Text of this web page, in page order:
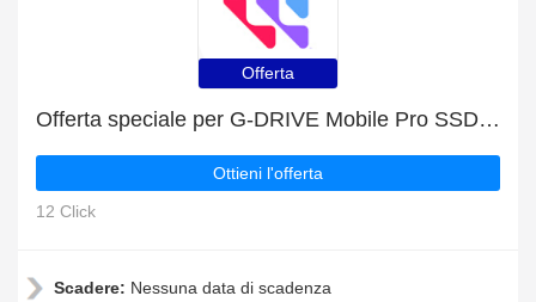
Offerta
Offerta speciale per G-DRIVE Mobile Pro SSD | fino al 26% di sconto
Ottieni l'offerta
12 Click
Scadere: Nessuna data di scadenza